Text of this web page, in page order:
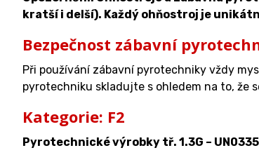
kratší i delší). Každý ohňostroj je
Bezpečnost zábavní
Při používání zábavní pyrotechniky vždy
pyrotechniku skladujte s ohledem na to, že
Kategorie: F2
Pyrotechnické výrobky tř. 1.3G – UN0335